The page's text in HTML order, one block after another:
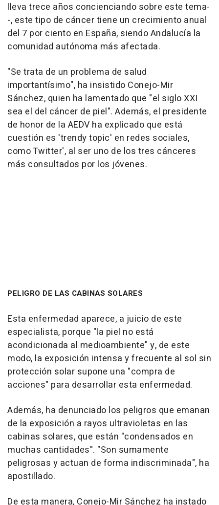
lleva trece años concienciando sobre este tema-
-, este tipo de cáncer tiene un crecimiento anual
del 7 por ciento en España, siendo Andalucía la
comunidad autónoma más afectada.
"Se trata de un problema de salud
importantísimo", ha insistido Conejo-Mir
Sánchez, quien ha lamentado que "el siglo XXI
sea el del cáncer de piel". Además, el presidente
de honor de la AEDV ha explicado que está
cuestión es 'trendy topic' en redes sociales,
como Twitter', al ser uno de los tres cánceres
más consultados por los jóvenes.
PELIGRO DE LAS CABINAS SOLARES
Esta enfermedad aparece, a juicio de este
especialista, porque "la piel no está
acondicionada al medioambiente" y, de este
modo, la exposición intensa y frecuente al sol sin
protección solar supone una "compra de
acciones" para desarrollar esta enfermedad.
Además, ha denunciado los peligros que emanan
de la exposición a rayos ultravioletas en las
cabinas solares, que están "condensados en
muchas cantidades". "Son sumamente
peligrosas y actuan de forma indiscriminada", ha
apostillado.
De esta manera, Conejo-Mir Sánchez ha instado